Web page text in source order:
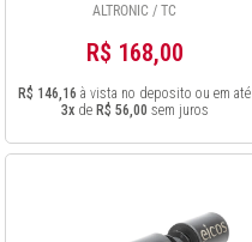
ALTRONIC / TC
R$ 168,00
R$ 146,16 à vista no deposito ou em até
3xde R$ 56,00 sem juros